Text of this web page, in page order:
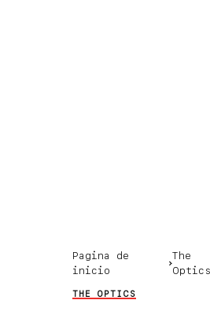
Pagina de
inicio
The
Optics
THE OPTICS